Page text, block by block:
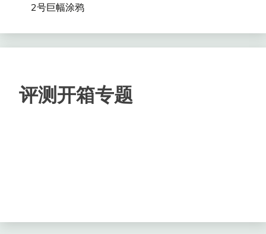
2号巨幅涂鸦
评测开箱专题